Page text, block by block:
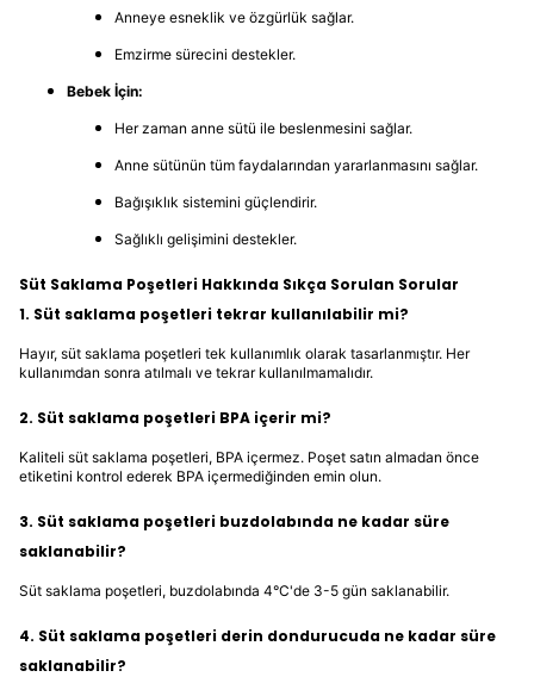
Anneye esneklik ve özgürlük sağlar.
Emzirme sürecini destekler.
Bebek İçin:
Her zaman anne sütü ile beslenmesini sağlar.
Anne sütünün tüm faydalarından yararlanmasını sağlar.
Bağışıklık sistemini güçlendirir.
Sağlıklı gelişimini destekler.
Süt Saklama Poşetleri Hakkında Sıkça Sorulan Sorular
1. Süt saklama poşetleri tekrar kullanılabilir mi?
Hayır, süt saklama poşetleri tek kullanımlık olarak tasarlanmıştır. Her
kullanımdan sonra atılmalı ve tekrar kullanılmamalıdır.
2. Süt saklama poşetleri BPA içerir mi?
Kaliteli süt saklama poşetleri, BPA içermez. Poşet satın almadan önce
etiketini kontrol ederek BPA içermediğinden emin olun.
3. Süt saklama poşetleri buzdolabında ne kadar süre
saklanabilir?
Süt saklama poşetleri, buzdolabında 4°C'de 3-5 gün saklanabilir.
4. Süt saklama poşetleri derin dondurucuda ne kadar süre
saklanabilir?